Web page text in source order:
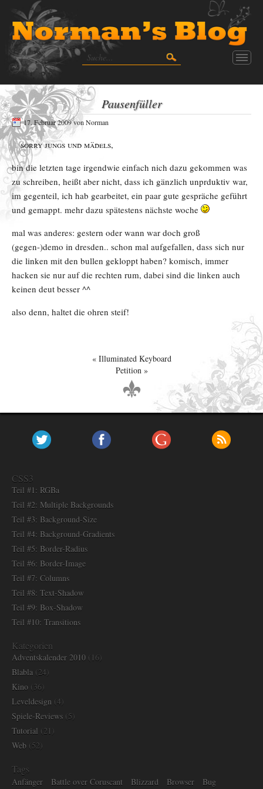
Pausenfüller
17. Februar 2009von Norman
sorry jungs und mädels,
bin die letzten tage irgendwie einfach nich dazu gekommen was
zu schreiben, heißt aber nicht, dass ich gänzlich unprduktiv war,
im gegenteil, ich hab gearbeitet, ein paar gute gespräche geführt
und gemappt. mehr dazu spätestens nächste woche
mal was anderes: gestern oder wann war doch groß
(gegen-)demo in dresden.. schon mal aufgefallen, dass sich nur
die linken mit den bullen gekloppt haben? komisch, immer
hacken sie nur auf die rechten rum, dabei sind die linken auch
keinen deut besser ^^
also denn, haltet die ohren steif!
Illuminated Keyboard
Petition
CSS3
Teil #1: RGBa
Teil #2: Multiple Backgrounds
Teil #3: Background-Size
Teil #4: Background-Gradients
Teil #5: Border-Radius
Teil #6: Border-Image
Teil #7: Columns
Teil #8: Text-Shadow
Teil #9: Box-Shadow
Teil #10: Transitions
Kategorien
Adventskalender 2010 (16)
Blabla (24)
Kino (36)
Leveldesign (4)
Spiele-Reviews (5)
Tutorial (21)
Web (52)
Tags
Anfänger Battle over Coruscant Blizzard Browser Bug